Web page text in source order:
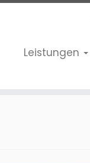
Leistungen